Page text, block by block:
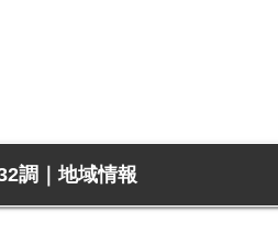
調｜地域情報